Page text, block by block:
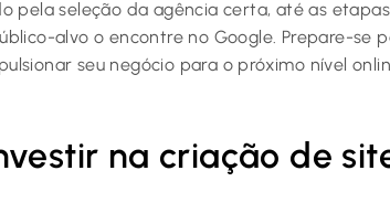
pela seleção da agência certa, até as
alvo o encontre no Google. Prepare-se
seu negócio para o próximo nível
na criação de